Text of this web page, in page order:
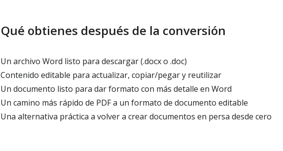
Qué obtienes después de la conversión
Un archivo Word listo para descargar (.docx o .doc)
Contenido editable para actualizar, copiar/pegar y reutilizar
Un documento listo para dar formato con más detalle en Word
Un camino más rápido de PDF a un formato de documento editable
Una alternativa práctica a volver a crear documentos en persa desde cero